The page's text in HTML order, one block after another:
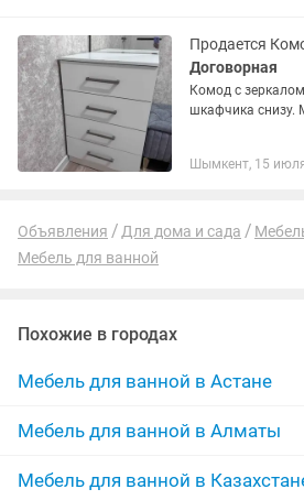
Продается
Договорная
Комод с зеркалом. Размеры: 60см50
шкафчика снизу.
Шымкент, 15
Объявления Для дома и сада
Мебель для ванной
Похожие в городах
Мебель для ванной в Астане
Мебель для ванной в Алматы
Мебель для ванной в